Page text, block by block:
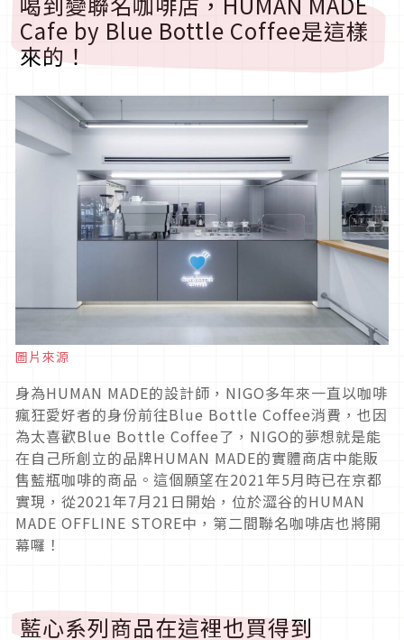
Cafe by Blue Bottle Coffee是這樣
來的！
圖片來源
身為HUMAN MADE的設計師，NIGO多年來一直以咖啡
瘋狂愛好者的身份前往Blue Bottle Coffee消費，也因
為太喜歡Blue Bottle Coffee了，NIGO的夢想就是能
在自己所創立的品牌HUMAN MADE的實體商店中能販
售藍瓶咖啡的商品。這個願望在2021年5月時已在京都
實現，從2021年7月21日開始，位於澀谷的HUMAN
MADE OFFLINE STORE中，第二間聯名咖啡店也將開
幕囉！
藍心系列商品在這裡也買得到